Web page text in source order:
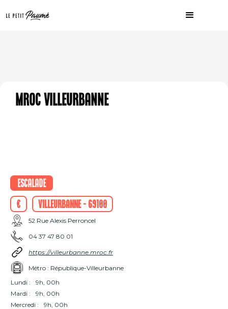
MROC Villeurbanne
Escalade
€
Villeurbanne - 69100
52 Rue Alexis Perroncel
04 37 47 80 01
https://villeurbanne.mroc.fr
Métro : République-Villeurbanne
Lundi :
9h, 00h
Mardi :
9h, 00h
Mercredi :
9h, 00h